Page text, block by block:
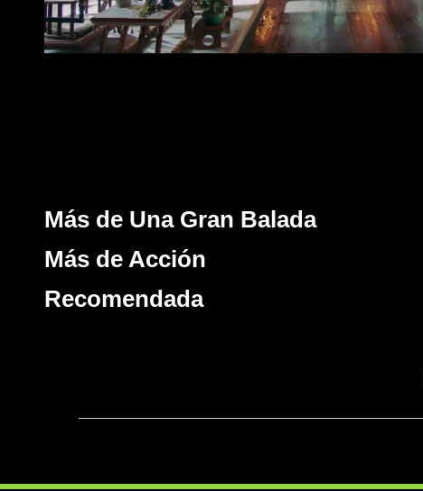
Más de Una Gran Balada
Más de Acción
Recomendada